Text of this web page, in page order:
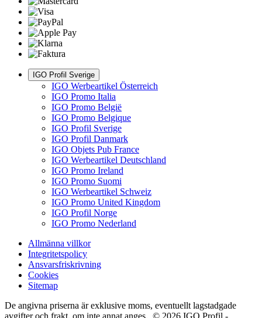
IGO Profil Sverige
IGO Werbeartikel Österreich
IGO Promo Italia
IGO Promo België
IGO Promo Belgique
IGO Profil Sverige
IGO Profil Danmark
IGO Objets Pub France
IGO Werbeartikel Deutschland
IGO Promo Ireland
IGO Promo Suomi
IGO Werbeartikel Schweiz
IGO Promo United Kingdom
IGO Profil Norge
IGO Promo Nederland
Allmänna villkor
Integritetspolicy
Ansvarsfriskrivning
Cookies
Sitemap
De angivna priserna är exklusive moms, eventuellt lagstadgade